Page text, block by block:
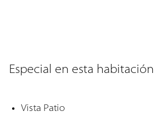
Especial en esta habitación
Vista Patio